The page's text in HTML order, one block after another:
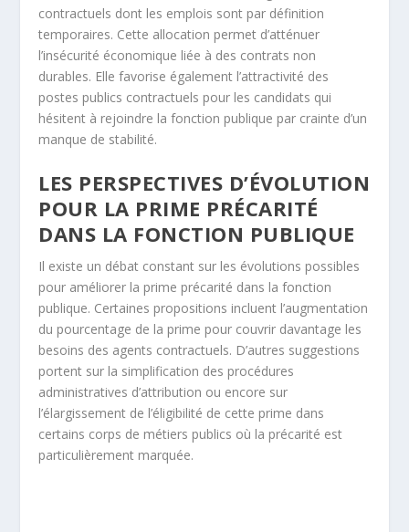
contractuels dont les emplois sont par définition
temporaires. Cette allocation permet d’atténuer
l’insécurité économique liée à des contrats non
durables. Elle favorise également l’attractivité des
postes publics contractuels pour les candidats qui
hésitent à rejoindre la fonction publique par crainte d’un
manque de stabilité.
LES PERSPECTIVES D’ÉVOLUTION
POUR LA PRIME PRÉCARITÉ
DANS LA FONCTION PUBLIQUE
Il existe un débat constant sur les évolutions possibles
pour améliorer la prime précarité dans la fonction
publique. Certaines propositions incluent l’augmentation
du pourcentage de la prime pour couvrir davantage les
besoins des agents contractuels. D’autres suggestions
portent sur la simplification des procédures
administratives d’attribution ou encore sur
l’élargissement de l’éligibilité de cette prime dans
certains corps de métiers publics où la précarité est
particulièrement marquée.